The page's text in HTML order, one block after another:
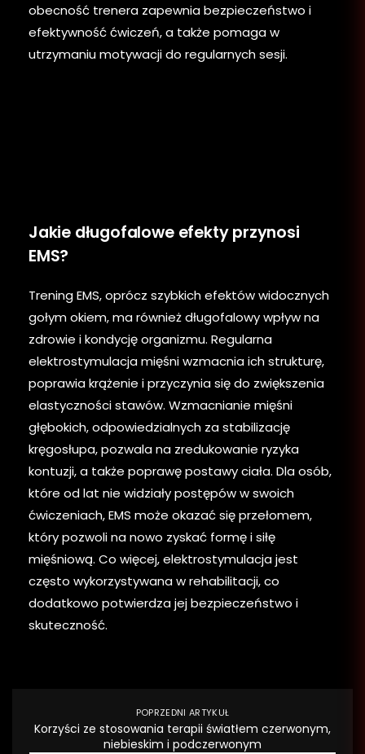
obecność trenera zapewnia bezpieczeństwo i
efektywność ćwiczeń, a także pomaga w
utrzymaniu motywacji do regularnych sesji.
Jakie długofalowe efekty przynosi
EMS?
Trening EMS, oprócz szybkich efektów widocznych
gołym okiem, ma również długofalowy wpływ na
zdrowie i kondycję organizmu. Regularna
elektrostymulacja mięśni wzmacnia ich strukturę,
poprawia krążenie i przyczynia się do zwiększenia
elastyczności stawów. Wzmacnianie mięśni
głębokich, odpowiedzialnych za stabilizację
kręgosłupa, pozwala na zredukowanie ryzyka
kontuzji, a także poprawę postawy ciała. Dla osób,
które od lat nie widziały postępów w swoich
ćwiczeniach, EMS może okazać się przełomem,
który pozwoli na nowo zyskać formę i siłę
mięśniową. Co więcej, elektrostymulacja jest
często wykorzystywana w rehabilitacji, co
dodatkowo potwierdza jej bezpieczeństwo i
skuteczność.
POPRZEDNI ARTYKUŁ
Korzyści ze stosowania terapii światłem czerwonym,
niebieskim i podczerwonym